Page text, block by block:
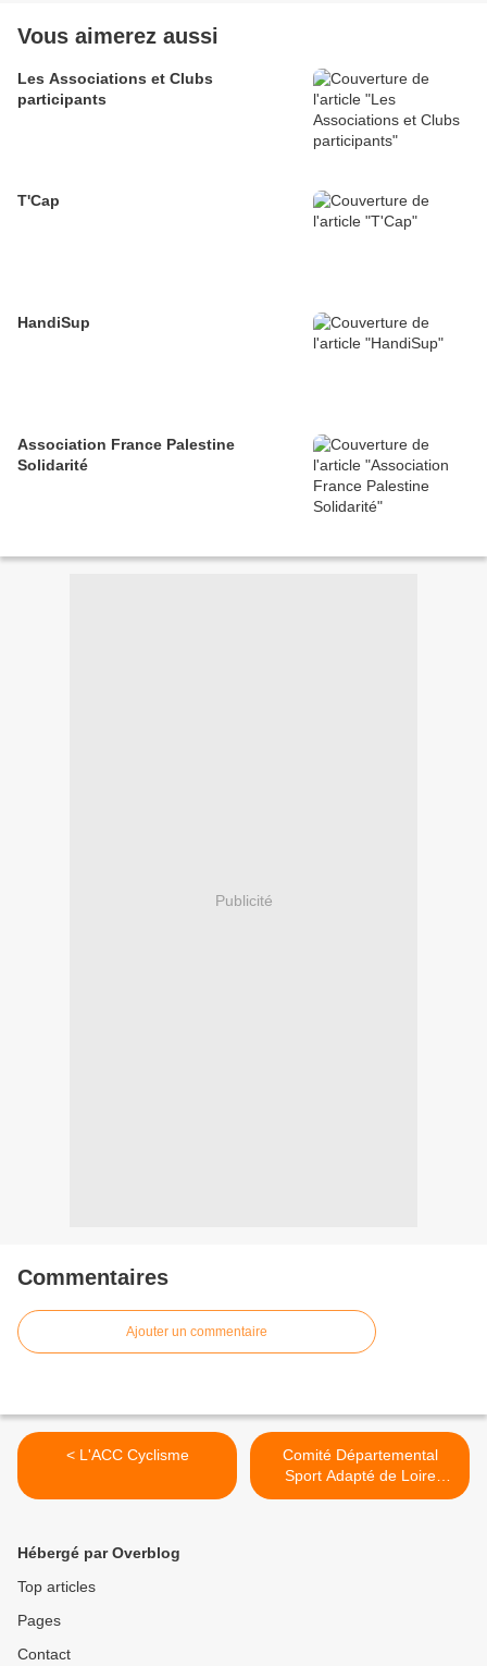
Vous aimerez aussi
Les Associations et Clubs
participants
T'Cap
HandiSup
Association France Palestine
Solidarité
Publicité
Commentaires
Ajouter un commentaire
< L'ACC Cyclisme
Comité Départemental
Sport Adapté de Loire
Atlantique >
Hébergé par Overblog
Top articles
Pages
Contact